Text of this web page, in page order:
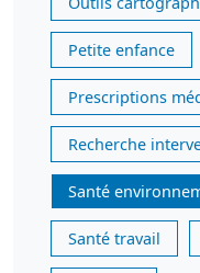
Petite enfance
Prescriptions
Recherche
Santé
Santé travail